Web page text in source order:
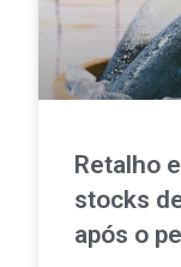
Retalho
stocks
após o